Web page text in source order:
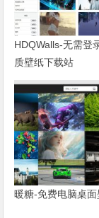
HDQWalls-无需登
质壁纸下载站
暖糖-免费电脑桌